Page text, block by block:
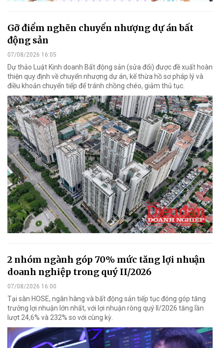
Gỡ điểm nghẽn chuyển nhượng dự án bất
động sản
07/08/2026 16:05
Dự thảo Luật Kinh doanh Bất động sản (sửa đổi) được đề xuất hoàn
thiện quy định về chuyển nhượng dự án, kế thừa hồ sơ pháp lý và
điều khoản chuyển tiếp để tránh chồng chéo, giảm thủ tục.
2 nhóm ngành góp 70% mức tăng lợi nhuận
doanh nghiệp trong quý II/2026
07/08/2026 16:00
Tại sàn HOSE, ngân hàng và bất động sản tiếp tục đóng góp tăng
trưởng lợi nhuận lớn nhất, với lợi nhuận ròng quý II/2026 tăng lần
lượt 24,6% và 232% so với cùng kỳ.